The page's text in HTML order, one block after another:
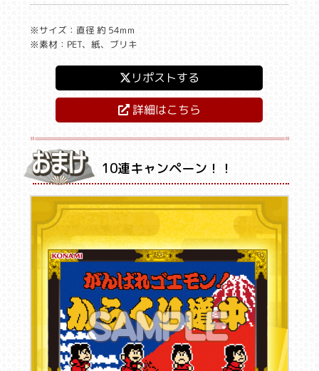
※サイズ：直径 約 54mm
※素材：PET、紙、ブリキ
リポストする
詳細はこちら
10連キャンペーン！！